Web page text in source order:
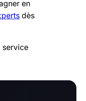
en
dès
service